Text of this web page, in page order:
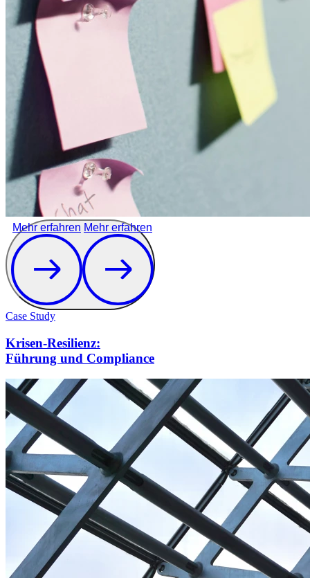
Mehr erfahren Mehr erfahren
Case Study
Krisen-Resilienz:
Führung und Compliance